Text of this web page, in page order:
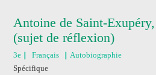
Antoine de Saint-
(sujet de réflexion)
3e Français
Autobiographie
Spécifique